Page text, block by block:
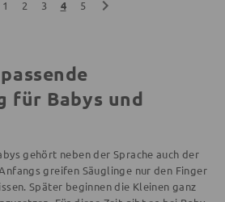
1 2 3 4 5
für Babys und
gehört neben der Sprache auch der
greifen Säuglinge nur den Finger
Später beginnen die Kleinen ganz